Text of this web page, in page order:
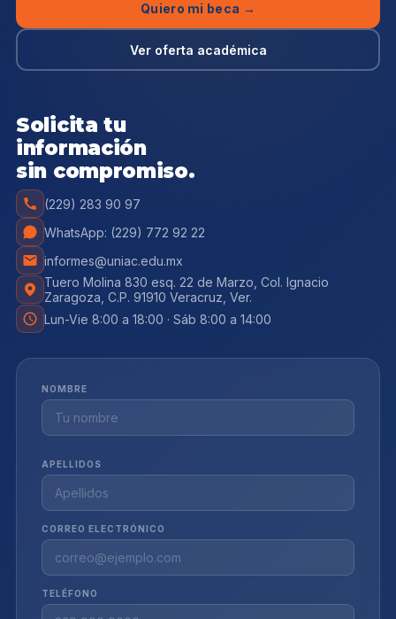
Quiero mi beca →
Ver oferta académica
Solicita tu
información
sin compromiso.
(229) 283 90 97
WhatsApp: (229) 772 92 22
informes@uniac.edu.mx
Tuero Molina 830 esq. 22 de Marzo, Col. Ignacio
Zaragoza, C.P. 91910 Veracruz, Ver.
Lun-Vie 8:00 a 18:00 · Sáb 8:00 a 14:00
NOMBRE
APELLIDOS
CORREO ELECTRÓNICO
TELÉFONO